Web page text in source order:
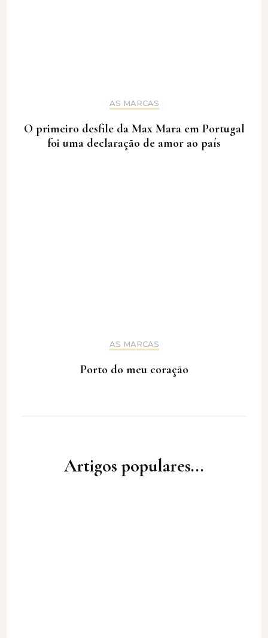
AS MARCAS
O primeiro desfile da Max Mara em Portugal
foi uma declaração de amor ao país
AS MARCAS
Porto do meu coração
Artigos populares...